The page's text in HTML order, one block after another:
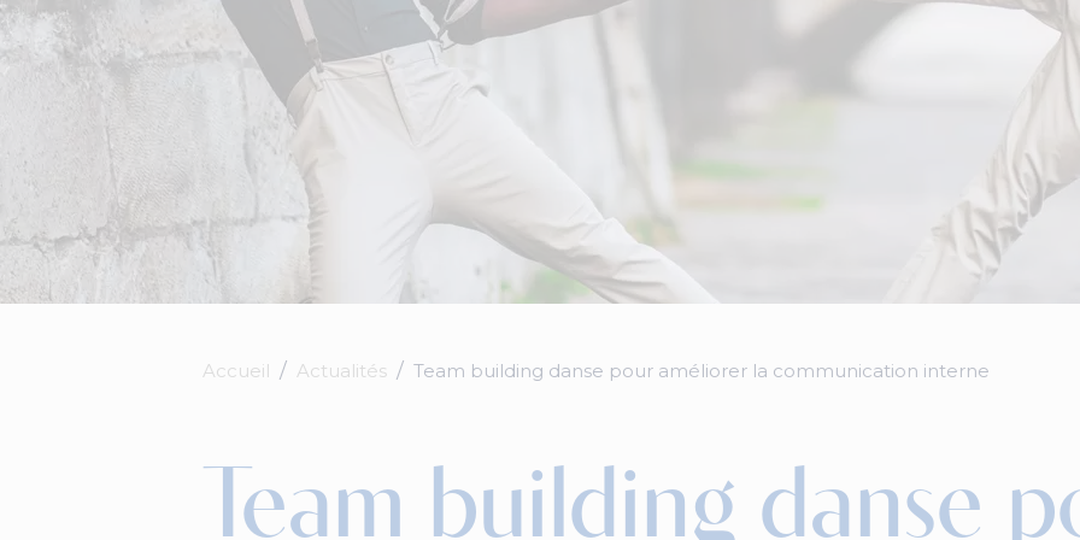
Accueil Actualités Team building danse pour améliorer la communication interne
Team building danse